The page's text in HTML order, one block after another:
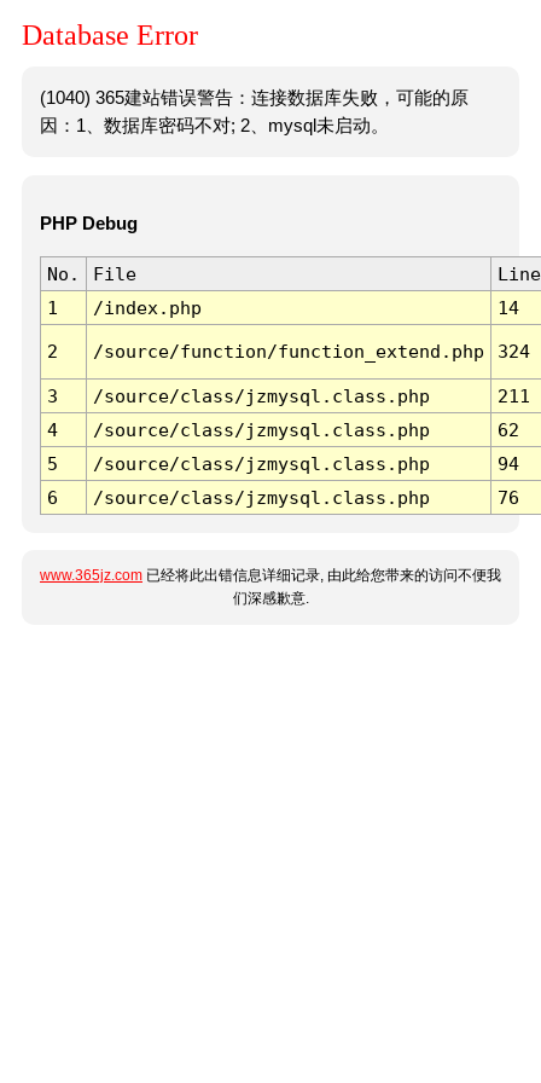
Database Error
(1040) 365建站错误警告：连接数据库失败，可能的原
因：1、数据库密码不对; 2、mysql未启动。
PHP Debug
No. File
Line
1
/index.php 14
2 /source/function/function_extend.php 324
3 /source/class/jzmysql.class.php
211
4
/source/class/jzmysql.class.php
62
5
/source/class/jzmysql.class.php
94
6
/source/class/jzmysql.class.php 76
www.365jz.com 已经将此出错信息详细记录, 由此给您带来的访问不便我
们深感歉意.